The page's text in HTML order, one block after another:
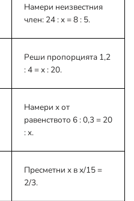
Намери неизвестния
член: 24 : x = 8 : 5.
Реши пропорцията 1,2
: 4 = x : 20.
Намери x от
равенството 6 : 0,3 = 20
: x.
Пресметни x в x/15 =
2/3.